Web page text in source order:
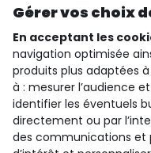
qui sommes-nous ?
besoin d'aide ?
le club fidélité
Gérer vos choix
En acceptant les
navigation optimisée
produits plus adaptées
à : mesurer l’audience
identifier les éventuels
directement ou par
des communications et